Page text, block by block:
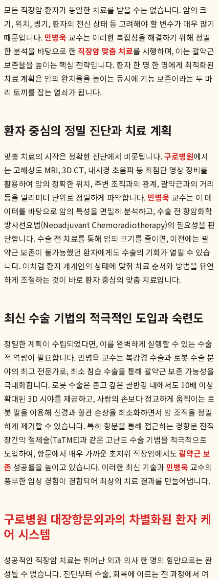
모든 직장암 환자가 동일한 치료를 받을 수는 없습니다. 암의 크
기, 위치, 병기, 환자의 전신 상태 등 고려해야 할 변수가 매우 많기
때문입니다. 민병욱 교수는 이러한 복잡성을 해결하기 위해 정밀
한 분석을 바탕으로 한 직장암 맞춤 치료를 시행하며, 이는 괄약근
보존율을 높이는 핵심 전략입니다. 환자 한 명 한 명에게 최적화된
치료 계획은 암의 완치율을 높이는 동시에 기능 보존이라는 두 마
리 토끼를 잡는 열쇠가 됩니다.
환자 중심의 정밀 진단과 치료 계획
맞춤 치료의 시작은 정확한 진단에서 비롯됩니다.구로병원에서
는 고해상도 MRI, 3D CT, 내시경 초음파 등 최첨단 영상 장비를
활용하여 암의 정확한 위치, 주변 조직과의 관계, 괄약근과의 거리
등을 밀리미터 단위로 정밀하게 파악합니다. 민병욱 교수는 이 데
이터를 바탕으로 암의 특성을 면밀히 분석하고, 수술 전 항암화학
방사선요법(Neoadjuvant Chemoradiotherapy)의 필요성을 판
단합니다. 수술 전 치료를 통해 암의 크기를 줄이면, 이전에는 괄
약근 보존이 불가능했던 환자에게도 수술의 기회가 열릴 수 있습
니다. 이처럼 환자 개개인의 상태에 맞춰 치료 순서와 방법을 유연
하게 조절하는 것이 바로 환자 중심의 맞춤 치료입니다.
최신 수술 기법의 적극적인 도입과 숙련도
정밀한 계획이 수립되었다면, 이를 완벽하게 실행할 수 있는 수술
적 역량이 필요합니다. 민병욱 교수는 복강경 수술과 로봇 수술 분
야의 최고 전문가로, 최소 침습 수술을 통해 괄약근 보존 가능성을
극대화합니다. 로봇 수술은 좁고 깊은 골반강 내에서도 10배 이상
확대된 3D 시야를 제공하고, 사람의 손보다 정교하게 움직이는 로
봇 팔을 이용해 신경과 혈관 손상을 최소화하면서 암 조직을 정밀
하게 제거할 수 있습니다. 특히 항문을 통해 접근하는 경항문 전직
장간막 절제술(TaTME)과 같은 고난도 수술 기법을 적극적으로
도입하여, 항문에서 매우 가까운 초저위 직장암에서도괄약근 보
존 성공률을 높이고 있습니다. 이러한 최신 기술과 민병욱 교수의
풍부한 임상 경험이 결합되어 최상의 치료 결과를 만들어냅니다.
구로병원 대장항문외과의 차별화된 환자 케
어 시스템
성공적인 직장암 치료는 뛰어난 외과 의사 한 명의 힘만으로는 완
성될 수 없습니다. 진단부터 수술, 회복에 이르는 전 과정에서 여